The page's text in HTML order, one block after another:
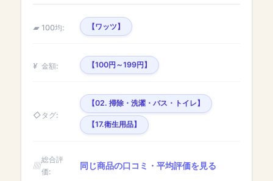
100均: 【ワッツ】
金額: 【100円～199円】
タグ:
【02. 掃除・洗濯・バス・トイレ】
【17.衛生用品】
総合評
価:
同じ商品の口コミ・平均評価を見る